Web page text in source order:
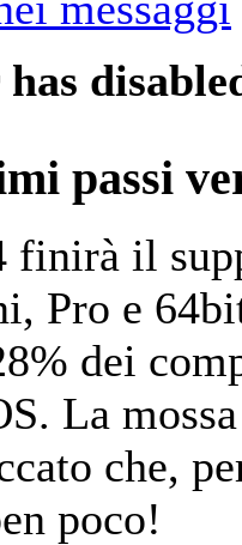
passi
finirà il
Pro e
dei
La
che,
poco!